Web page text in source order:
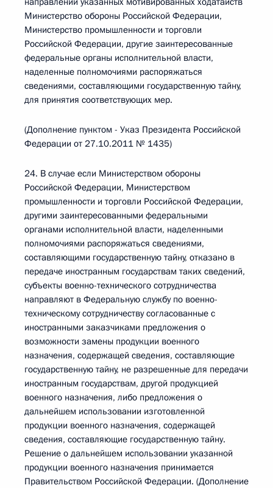
Министерство обороны Российской Федерации,
Министерство промышленности и торговли
Российской Федерации, другие заинтересованные
федеральные органы исполнительной власти,
наделенные полномочиями распоряжаться
сведениями, составляющими государственную тайну,
для принятия соответствующих мер.
(Дополнение пунктом - Указ Президента Российской
Федерации от 27.10.2011 № 1435)
24. В случае если Министерством обороны
Российской Федерации, Министерством
промышленности и торговли Российской Федерации,
другими заинтересованными федеральными
органами исполнительной власти, наделенными
полномочиями распоряжаться сведениями,
составляющими государственную тайну, отказано в
передаче иностранным государствам таких сведений,
субъекты военно-технического сотрудничества
направляют в Федеральную службу по военно-
техническому сотрудничеству согласованные с
иностранными заказчиками предложения о
возможности замены продукции военного
назначения, содержащей сведения, составляющие
государственную тайну, не разрешенные для передачи
иностранным государствам, другой продукцией
военного назначения, либо предложения о
дальнейшем использовании изготовленной
продукции военного назначения, содержащей
сведения, составляющие государственную тайну.
Решение о дальнейшем использовании указанной
продукции военного назначения принимается
Правительством Российской Федерации. (Дополнение